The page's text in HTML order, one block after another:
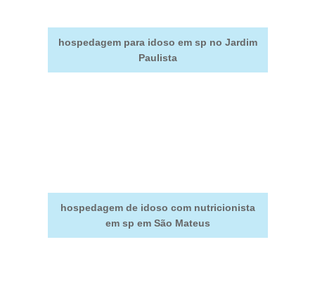
hospedagem para idoso em sp no Jardim
Paulista
hospedagem de idoso com nutricionista
em sp em São Mateus